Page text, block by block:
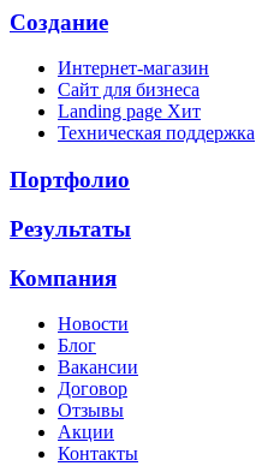
Создание
Интернет-магазин
Сайт для бизнеса
Landing page Хит
Техническая поддержка
Портфолио
Результаты
Компания
Новости
Блог
Вакансии
Договор
Отзывы
Акции
Контакты